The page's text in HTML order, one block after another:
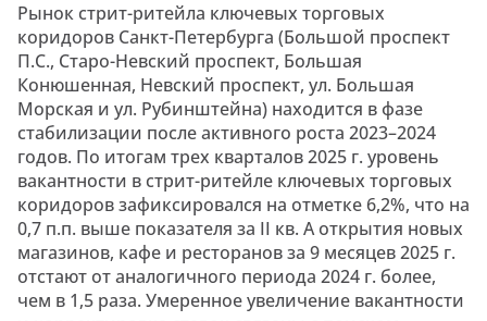
Рынок стрит-ритейла ключевых торговых
коридоров Санкт-Петербурга (Большой проспект
П.С., Старо-Невский проспект, Большая
Конюшенная, Невский проспект, ул. Большая
Морская и ул. Рубинштейна) находится в фазе
стабилизации после активного роста 2023–2024
годов. По итогам трех кварталов 2025 г. уровень
вакантности в стрит-ритейле ключевых торговых
коридоров зафиксировался на отметке 6,2%, что на
0,7 п.п. выше показателя за II кв. А открытия новых
магазинов, кафе и ресторанов за 9 месяцев 2025 г.
отстают от аналогичного периода 2024 г. более,
чем в 1,5 раза. Умеренное увеличение вакантности